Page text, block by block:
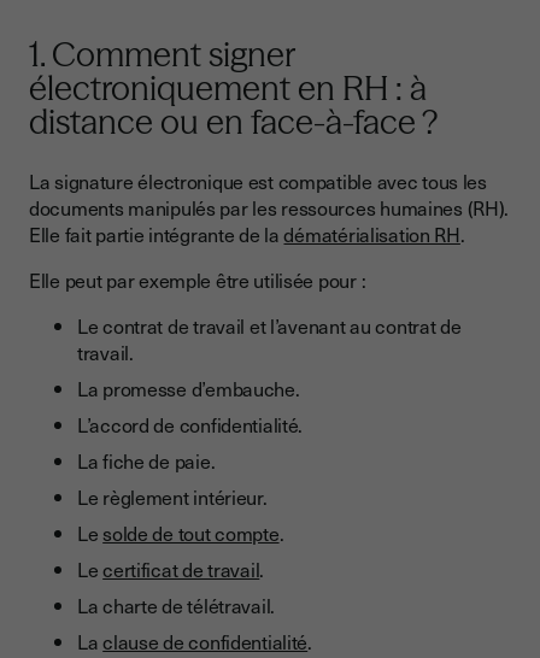
1. Comment signer
électroniquement en RH : à
distance ou en face-à-face ?
La signature électronique est compatible avec tous les
documents manipulés par les ressources humaines (RH).
Elle fait partie intégrante de ladématérialisation RH.
Elle peut par exemple être utilisée pour :
Le contrat de travail et l’avenant au contrat de
travail.
La promesse d’embauche.
L’accord de confidentialité.
La fiche de paie.
Le règlement intérieur.
Le solde de tout compte.
Lecertificat de travail.
La charte de télétravail.
Laclause de confidentialité.